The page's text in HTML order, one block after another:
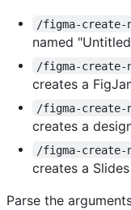
/figma-
named
/figma-create-
creates a
/figma-create-
creates a
/figma-create-
creates a
Parse the